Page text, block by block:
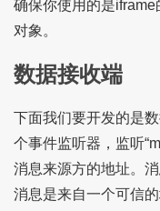
确保你使用的是iframe
对象。
数据接收端
下面我们要开发的是
个事件监听器，监听
消息来源方的地址。
消息是来自一个可信的